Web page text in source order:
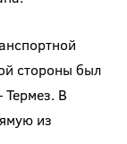
стороны был
Термез. В
из